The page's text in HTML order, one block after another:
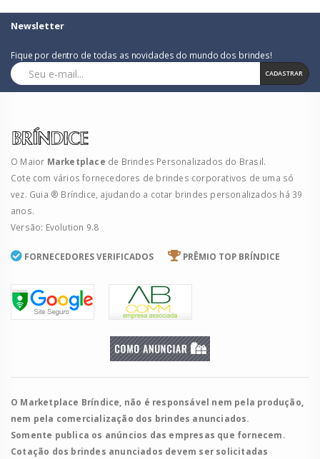
Newsletter
Fique por dentro de todas as novidades do mundo dos brindes!
CADASTRAR
O Maior Marketplace de Brindes Personalizados do Brasil.
Cote com vários fornecedores de brindes corporativos de uma só
vez. Guia ® Bríndice, ajudando a cotar brindes personalizados há 39
anos.
Versão: Evolution 9.8
FORNECEDORES VERIFICADOS PRÊMIO TOP BRÍNDICE
O Marketplace Bríndice, não é responsável nem pela produção,
nem pela comercialização dos brindes anunciados.
Somente publica os anúncios das empresas que fornecem.
Cotação dos brindes anunciados devem ser solicitadas